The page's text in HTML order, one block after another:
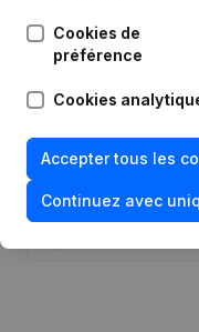
08-03-2023
Cookies de
préférence
Cookies
Accepter tous les
Continuez avec